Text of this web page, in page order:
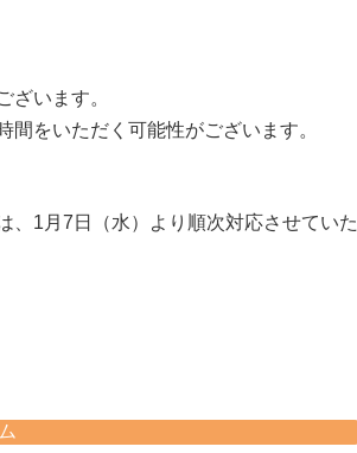
います。
をいただく可能性がございます。
、1月7日（水）より順次対応させていた